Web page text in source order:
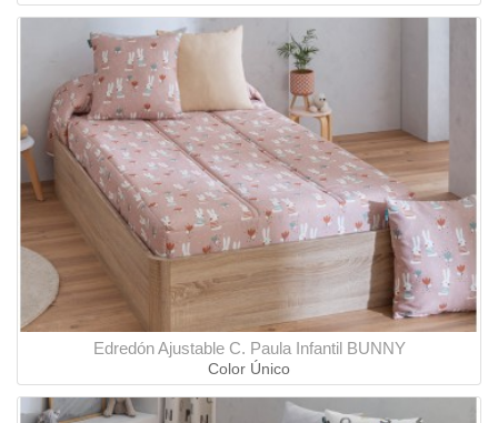
Edredón Ajustable C. Paula Infantil BUNNY
Color Único